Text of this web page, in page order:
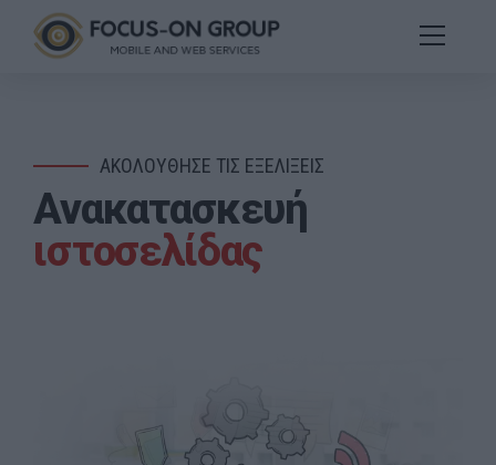
ΑΚΟΛΟΥΘΗΣΕ ΤΙΣ ΕΞΕΛΙΞΕΙΣ
Ανακατασκευή
ιστοσελίδας